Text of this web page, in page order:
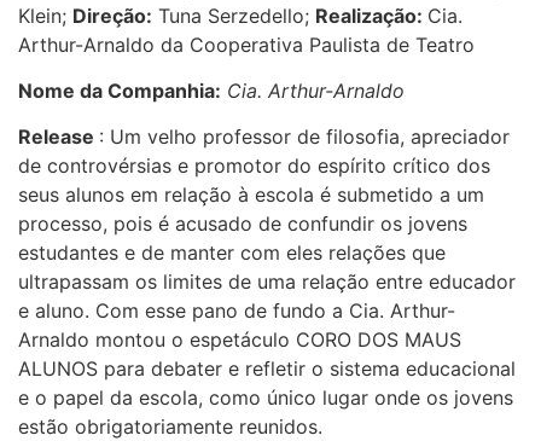
Klein; Direção: Tuna Serzedello; Realização: Cia.
Arthur-Arnaldo da Cooperativa Paulista de Teatro
Nome da Companhia: Cia. Arthur-Arnaldo
Release : Um velho professor de filosofia, apreciador
de controvérsias e promotor do espírito crítico dos
seus alunos em relação à escola é submetido a um
processo, pois é acusado de confundir os jovens
estudantes e de manter com eles relações que
ultrapassam os limites de uma relação entre educador
e aluno. Com esse pano de fundo a Cia. Arthur-
Arnaldo montou o espetáculo CORO DOS MAUS
ALUNOS para debater e refletir o sistema educacional
e o papel da escola, como único lugar onde os jovens
estão obrigatoriamente reunidos.